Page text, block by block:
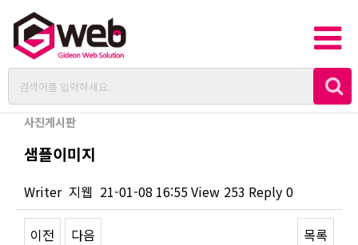
사진게시판
샘플이미지
Writer 지웹 21-01-08 16:55View 253 Reply 0
이전 다음 목록